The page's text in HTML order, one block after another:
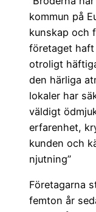
kommun på
kunskap och
företaget haft
otroligt
den härliga
lokaler har
väldigt
erfarenhet,
kunden och
njutning”
Företagarna
femton år